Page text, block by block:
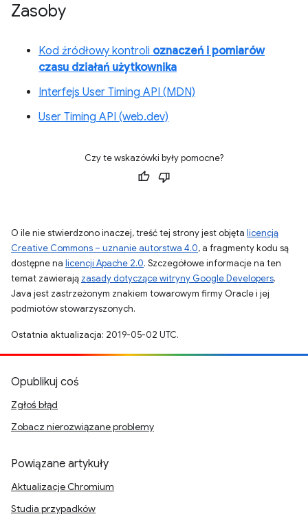
Zasoby
Kod źródłowy kontroli oznaczeń i pomiarów
czasu działań użytkownika
Interfejs User Timing API (MDN)
User Timing API (web.dev)
Czy te wskazówki były pomocne?
O ile nie stwierdzono inaczej, treść tej strony jest objęta licencją
Creative Commons – uznanie autorstwa 4.0, a fragmenty kodu są
dostępne na licencji Apache 2.0. Szczegółowe informacje na ten
temat zawierają zasady dotyczące witryny Google Developers.
Java jest zastrzeżonym znakiem towarowym firmy Oracle i jej
podmiotów stowarzyszonych.
Ostatnia aktualizacja: 2019-05-02 UTC.
Opublikuj coś
Zgłoś błąd
Zobacz nierozwiązane problemy
Powiązane artykuły
Aktualizacje Chromium
Studia przypadków